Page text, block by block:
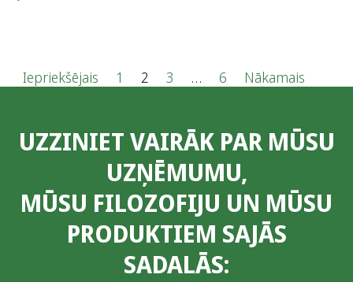
Z
ņ
n
Iepriekšējais 1 2 3 … 6 Nākamais
UZZINIET VAIRĀK PAR MŪSU
UZŅĒMUMU,
MŪSU FILOZOFIJU UN MŪSU
PRODUKTIEM SAJĀS
SADALĀS: